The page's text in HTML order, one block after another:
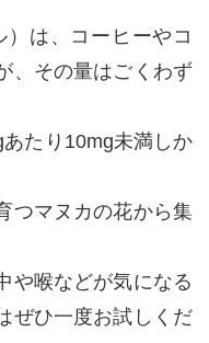
は、コーヒーやコ
、その量はごくわず
たり10mg未満しか
つマヌカの花から集
や喉などが気になる
ぜひ一度お試しくだ